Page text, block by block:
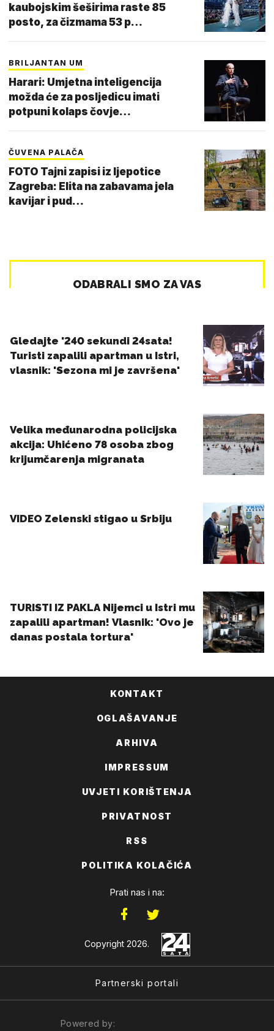
kaubojskim šeširima raste 85
posto, za čizmama 53 p…
BRILJANTAN UM
Harari: Umjetna inteligencija
možda će za posljedicu imati
potpuni kolaps čovje…
ČUVENA PALAČA
FOTO Tajni zapisi iz ljepotice
Zagreba: Elita na zabavama jela
kavijar i pud…
KONTAKT
OGLAŠAVANJE
ARHIVA
IMPRESSUM
UVJETI KORIŠTENJA
PRIVATNOST
RSS
POLITIKA KOLAČIĆA
Prati nas i na:
Copyright 2026.
Partnerski portali
Powered by: